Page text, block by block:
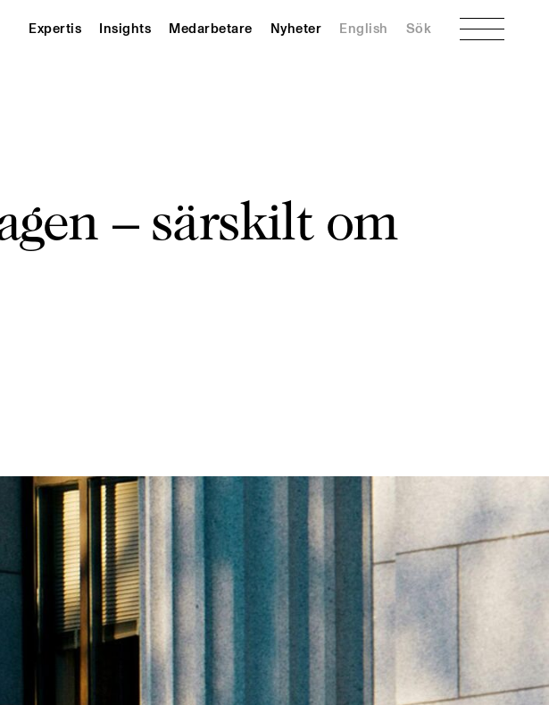
Expertis Insights Medarbetare Nyheter English Sök Meny
– särskilt om